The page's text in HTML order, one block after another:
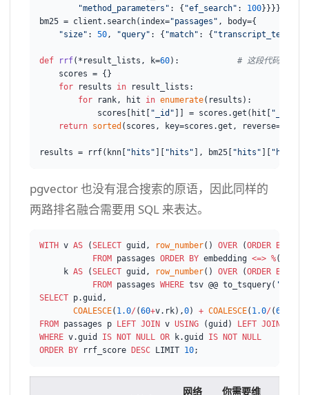
"method_parameters" : { "ef_search" : 100}}}}})
bm25 = client.search(index="passages" , body={
"size" : 50, "query" : { "match" : { "transcript_text"
def rrf( *result_lists, k=60): # 这段代码需要你
    scores = {}
for results in result_lists:
for rank, hit in enumerate(results):
            scores[hit[
"_id" ]] = scores.get(hit[ "_id"
return sorted (scores, key=scores.get, reverse=
results = rrf(knn[ "hits" "hits" ], bm25[ "hits" "hits"
pgvector 也没有混合搜索的原语，因此同样的
两路排名融合需要用 SQL 来表达。
WITH v AS (SELECT guid, row_number() OVER (ORDER BY
FROM passages ORDER BY embedding <=> %(qv)s
     k
AS (SELECT guid, row_number() OVER (ORDER BY
FROM passages WHERE tsv @@ to_tsquery(
SELECT p.guid,
COALESCE( 1.0/ (60+v.rk),0) + COALESCE( 1.0/ (60
FROM passages p LEFT JOIN v USING (guid) LEFT JOIN
WHERE v.guid IS NOT NULL OR k.guid IS
NOT NULL
ORDER
BY rrf_score DESC LIMIT 10
网络
你需要维